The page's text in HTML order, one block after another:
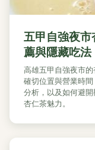
五甲自強夜
薦與隱藏吃法
高雄五甲自強夜市
確切位置與營業時
分析，以及如何避
杏仁茶魅力。